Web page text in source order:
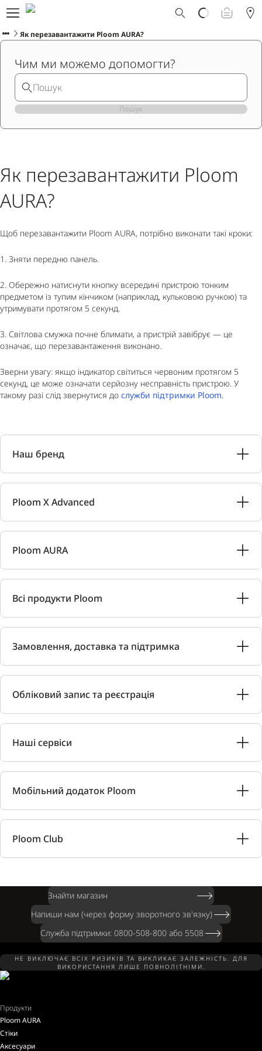
Що таке Ploom AURA?
Каталог
Програма Смарт Апгрейд
Служба підтримки Ploom
Прокат пристрою Ploom AURA
Фірмові магазини
Як перезавантажити Ploom AURA?
Чим ми можемо допомогти?
Пошук
Як перезавантажити Ploom
AURA?
Щоб перезавантажити Ploom AURA, потрібно виконати такі кроки:
1. Зняти передню панель.
2. Обережно натиснути кнопку всередині пристрою тонким
предметом із тупим кінчиком (наприклад, кульковою ручкою) та
утримувати протягом 5 секунд.
3. Світлова смужка почне блимати, а пристрій завібрує — це
означає, що перезавантаження виконано.
Зверни увагу: якщо індикатор світиться червоним протягом 5
секунд, це може означати серйозну несправність пристрою. У
такому разі слід звернутися до служби підтримки Ploom.
Наш бренд
Ploom X Advanced
Ploom AURA
Всі продукти Ploom
Замовлення, доставка та підтримка
Обліковий запис та реєстрація
Наші сервіси
Мобільний додаток Ploom
Ploom Club
Знайти магазин
Напиши нам (через форму зворотного зв'язку)
Служба підтримки: 0800-508-800 або 5508
НЕ ВИКЛЮЧАЄ ВСІХ РИЗИКІВ ТА ВИКЛИКАЄ ЗАЛЕЖНІСТЬ. ДЛЯ
ВИКОРИСТАННЯ ЛИШЕ ПОВНОЛІТНІМИ.
Продукти
Ploom AURA
Стіки
Аксесуари